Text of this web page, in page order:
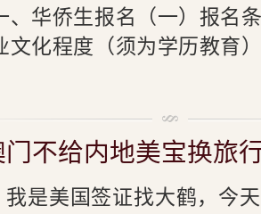
、华侨生报名（一）报名
文化程度（须为学历教育
门不给内地美宝换旅
我是美国签证找大鹤，今